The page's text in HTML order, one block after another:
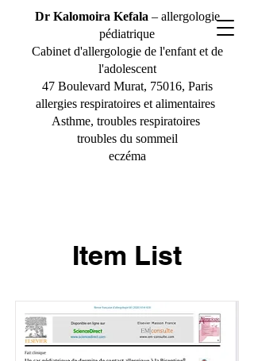
Dr Kalomoira Kefala – allergologie
pédiatrique
Cabinet d'allergologie de l'enfant et de
l'adolescent
47 Boulevard Murat, 75016, Paris
allergies respiratoires et alimentaires
Asthme, troubles respiratoires
troubles du sommeil
eczéma
Item List